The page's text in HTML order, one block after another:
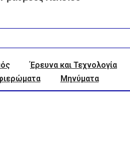
Έρευνα και Τεχνολογία
Μηνύματα